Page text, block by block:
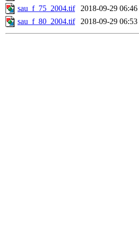
sau_f_75_2004.tif
2018-09-29 06:46
sau_f_80_2004.tif
2018-09-29 06:53